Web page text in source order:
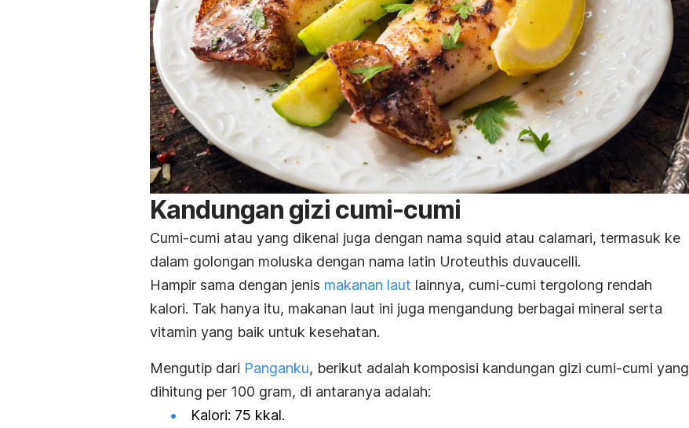
Kandungan gizi cumi-cumi
Cumi-cumi atau yang dikenal juga dengan nama squid atau calamari, termasuk ke
dalam golongan moluska dengan nama latin Uroteuthis duvaucelli.
Hampir sama dengan jenis makanan laut lainnya, cumi-cumi tergolong rendah
kalori. Tak hanya itu, makanan laut ini juga mengandung berbagai mineral serta
vitamin yang baik untuk kesehatan.
Mengutip dari Panganku, berikut adalah komposisi kandungan gizi cumi-cumi yang
dihitung per 100 gram, di antaranya adalah:
Kalori: 75 kkal.